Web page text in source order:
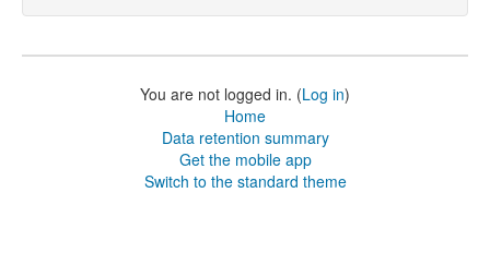
You are not logged in. (Log in)
Home
Data retention summary
Get the mobile app
Switch to the standard theme